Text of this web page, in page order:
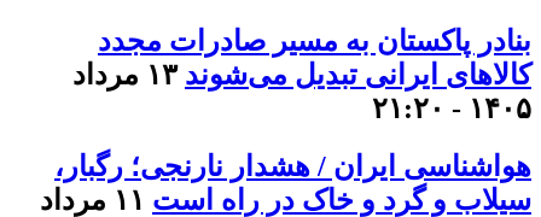
بنادر پاکستان به مسیر صادرات مجدد
کالاهای ایرانی تبدیل می‌شوند
۱۳ مرداد
۱۴۰۵ - ۲۱:۲۰
هواشناسی ایران / هشدار نارنجی؛ رگبار،
سیلاب و گرد و خاک در راه است
۱۱ مرداد